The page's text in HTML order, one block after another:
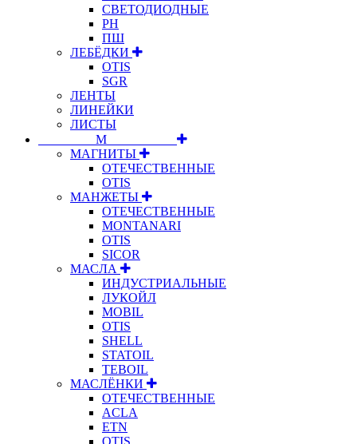
СВЕТОДИОДНЫЕ
РН
ПШ
ЛЕБЁДКИ
OTIS
SGR
ЛЕНТЫ
ЛИНЕЙКИ
ЛИСТЫ
⠀⠀⠀⠀⠀⠀М⠀⠀⠀⠀⠀⠀⠀
МАГНИТЫ
ОТЕЧЕСТВЕННЫЕ
OTIS
МАНЖЕТЫ
ОТЕЧЕСТВЕННЫЕ
MONTANARI
OTIS
SICOR
МАСЛА
ИНДУСТРИАЛЬНЫЕ
ЛУКОЙЛ
MOBIL
OTIS
SHELL
STATOIL
TEBOIL
МАСЛЁНКИ
ОТЕЧЕСТВЕННЫЕ
ACLA
ETN
OTIS